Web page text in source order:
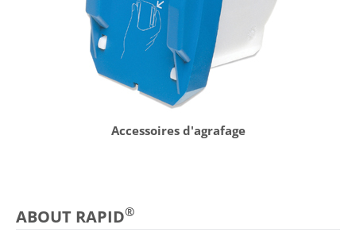
Accessoires d'agrafage
ABOUT RAPID®